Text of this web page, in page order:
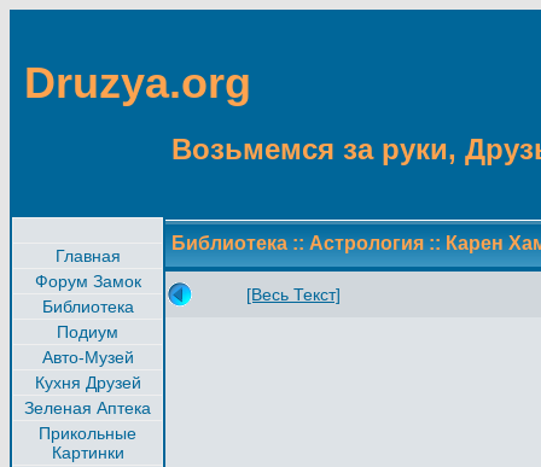
Druzya.org
Возьмемся за руки,
Главная
Форум Замок
Библиотека
Подиум
Авто-Музей
Кухня Друзей
Зеленая Аптека
Прикольные
Картинки
Библиотека :: Астрология :: Карен
[Весь Текст]